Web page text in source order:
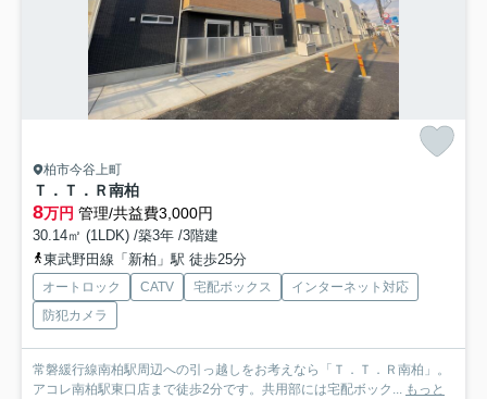
柏市今谷上町
Ｔ．Ｔ．Ｒ南柏
8万円 管理/共益費3,000円
30.14㎡ (1LDK) /築3年 /3階建
東武野田線「新柏」駅 徒歩25分
オートロック CATV 宅配ボックス
インターネット対応
防犯カメラ
常磐緩行線南柏駅周辺への引っ越しをお考えなら「Ｔ．Ｔ．Ｒ南柏」。
アコレ南柏駅東口店まで徒歩2分です。共用部には宅配ボック... もっと